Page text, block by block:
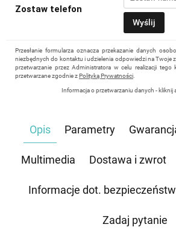
Zostaw telefon
Wyślij
Przesłanie formularza oznacza przekazanie danych
niezbędnych do kontaktu i udzielenia odpowiedzi na Twoje
przetwarzanie przez Administratora w celu realizacji tego
przetwarzane zgodnie zPolityką Prywatności
Informacja o przetwarzaniu danych - kliknij
odpowiedzi, może być w każdej chwili wycofana,
której dane dotyczą, przysługuje prawo dostępu do
żądania zaprzestania przetwarzania, usunięcia,
Opis Parametry
Multimedia Dostawa i zwrot
Informacje dot.
Zadaj pytanie